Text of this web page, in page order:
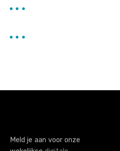
Meld je aan voor onze